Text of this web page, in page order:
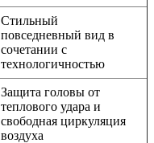
Стильный
повседневный вид в
сочетании с
технологичностью
Защита головы от
теплового удара и
свободная циркуляция
воздуха